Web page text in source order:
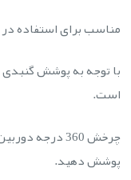
مناسب برای استفاده
با توجه به پوشش
است.
چرخش 360 درجه
پوشش دهید.